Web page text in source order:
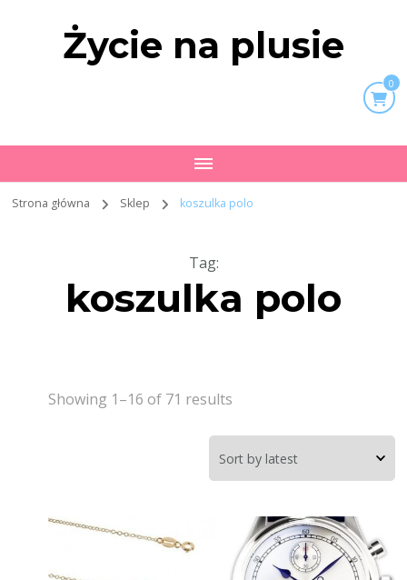
Życie na plusie
0
Strona główna Sklep koszulka polo
Tag:
koszulka polo
Showing 1–16 of 71 results